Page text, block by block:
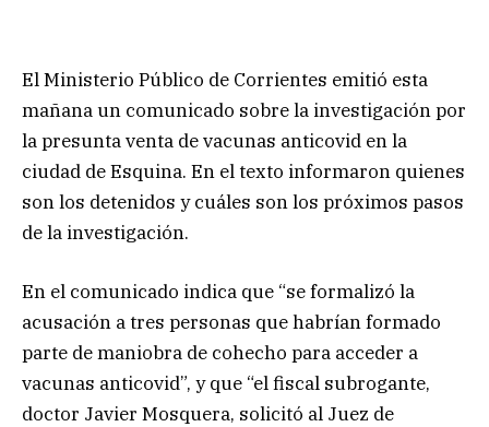
El Ministerio Público de Corrientes emitió esta
mañana un comunicado sobre la investigación por
la presunta venta de vacunas anticovid en la
ciudad de Esquina. En el texto informaron quienes
son los detenidos y cuáles son los próximos pasos
de la investigación.
En el comunicado indica que “se formalizó la
acusación a tres personas que habrían formado
parte de maniobra de cohecho para acceder a
vacunas anticovid”, y que “el fiscal subrogante,
doctor Javier Mosquera, solicitó al Juez de